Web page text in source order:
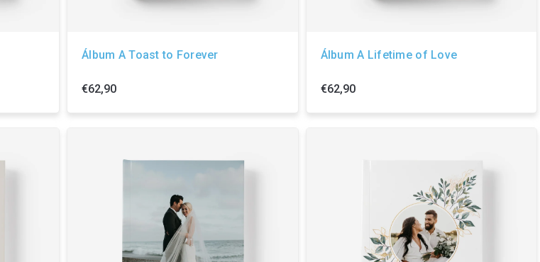
Álbum A Toast to Forever
€62,90
Álbum A Lifetime of Love
€62,90